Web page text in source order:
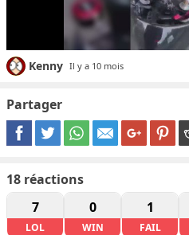
Kenny Il y a 10 mois
Partager
18 réactions
7
LOL
0
WIN
1
FAIL